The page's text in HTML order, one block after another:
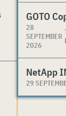
GOTO
28
SEPTEMBER
2026
NetApp
29